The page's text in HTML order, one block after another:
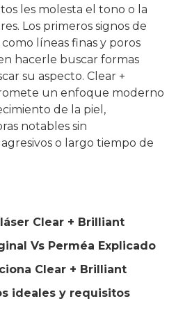
les molesta el tono o la
Los primeros signos de
líneas finas y poros
hacerle buscar formas
su aspecto. Clear +
un enfoque moderno
de la piel,
notables sin
o largo tiempo de
Clear + Brilliant
Vs Perméa Explicado
Clear + Brilliant
ideales y requisitos